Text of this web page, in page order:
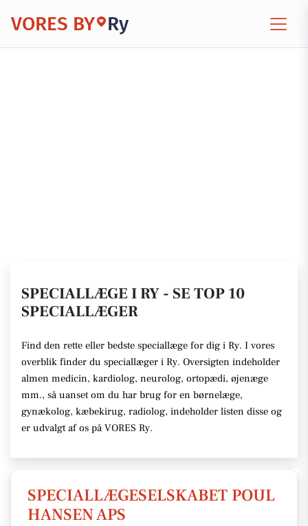
VORES BY Ry
SPECIALLÆGE I RY - SE TOP 10
SPECIALLÆGER
Find den rette eller bedste speciallæge for dig i Ry. I vores
overblik finder du speciallæger i Ry. Oversigten indeholder
almen medicin, kardiolog, neurolog, ortopædi, øjenæge
mm., så uanset om du har brug for en børnelæge,
gynækolog, kæbekirug, radiolog, indeholder listen disse og
er udvalgt af os på VORES Ry.
SPECIALLÆGESELSKABET POUL
HANSEN APS